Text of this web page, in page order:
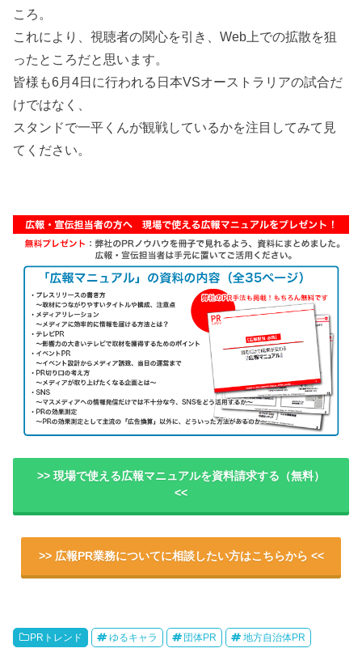
ころ。
これにより、視聴者の関心を引き、Web上での拡散を狙
ったところだと思います。
皆様も6月4日に行われる日本VSオーストラリアの試合だ
けではなく、
スタンドで一平くんが観戦しているかを注目してみて見
てください。
>> 現場で使える広報マニュアルを資料請求する（無料）
<<
>> 広報PR業務についてに相談したい方はこちらから <<
PRトレンド ゆるキャラ 団体PR 地方自治体PR